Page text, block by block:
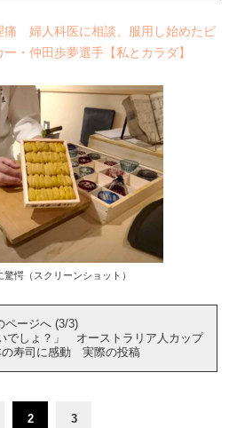
痛 婦人科医に相談、服用し始めたピ
・仲田歩夢選手【私とカラダ】
愕（スクリーンショット）
ページへ (3/3)
でしょ？」 オーストラリア人カップ
の寿司に感動 実際の投稿
2 3